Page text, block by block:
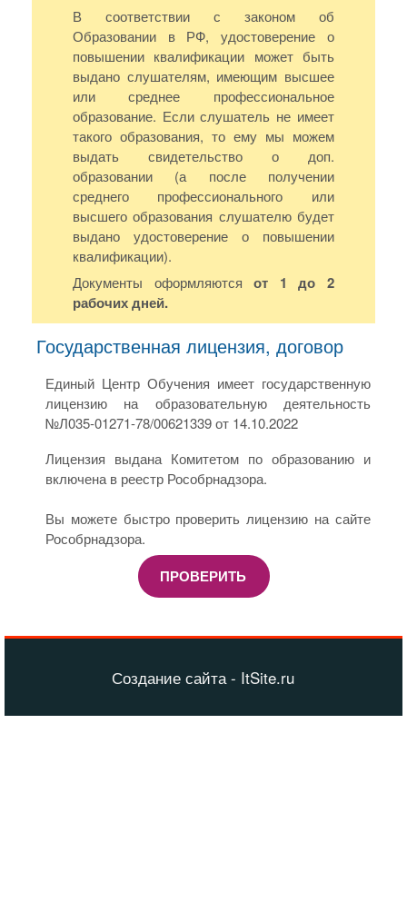
В соответствии с законом об
Образовании в РФ, удостоверение о
повышении квалификации может быть
выдано слушателям, имеющим высшее
или среднее профессиональное
образование. Если слушатель не имеет
такого образования, то ему мы можем
выдать свидетельство о доп.
образовании (а после получении
среднего профессионального или
высшего образования слушателю будет
выдано удостоверение о повышении
квалификации).
Документы оформляютсяот 1 до 2
рабочих дней.
Государственная лицензия, договор
Единый Центр Обучения имеет государственную
лицензию на образовательную деятельность
№Л035-01271-78/00621339 от 14.10.2022
Лицензия выдана Комитетом по образованию и
включена в реестр Рособрнадзора.
Вы можете быстро проверить лицензию на сайте
Рособрнадзора.
ПРОВЕРИТЬ
Создание сайта - ItSite.ru